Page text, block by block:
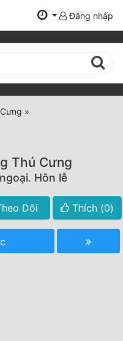
Đăng nhập
»
Thú Cưng
Hôn lễ
Dõi Thích (0)